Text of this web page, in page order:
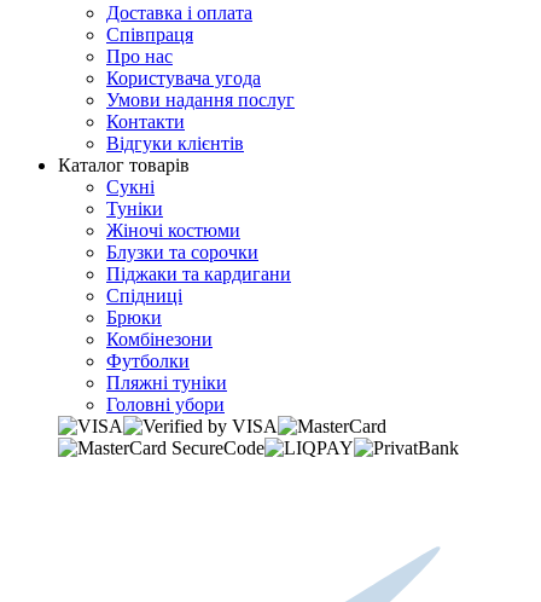
Доставка і оплата
Співпраця
Про нас
Користувача угода
Умови надання послуг
Контакти
Відгуки клієнтів
Каталог товарів
Сукні
Туніки
Жіночі костюми
Блузки та сорочки
Піджаки та кардигани
Спідниці
Брюки
Комбінезони
Футболки
Пляжні туніки
Головні убори